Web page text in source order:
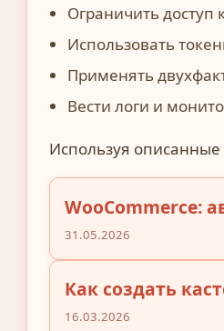
Ограничить
Использовать
Применять
Вести логи и
Используя
WooCommerce:
31.05.2026
Как создать
16.03.2026